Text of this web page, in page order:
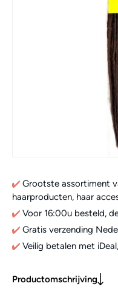
Grootste assortiment
haarproducten, haar
Voor 16:00u besteld,
Gratis verzending
Veilig betalen met
Productomschrijving